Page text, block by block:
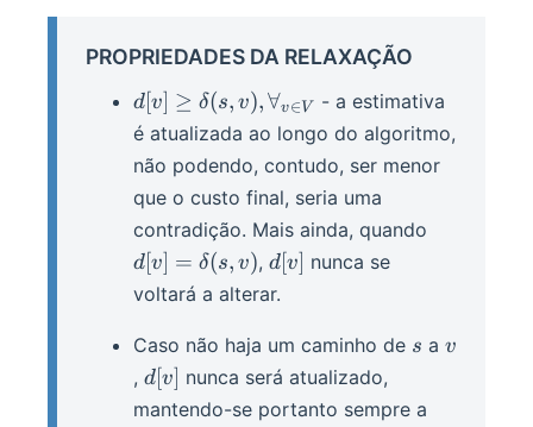
PROPRIEDADES DA RELAXAÇÃO
d[v] \geq
\delta(s,
v),
\forall_{v
\in V}
d[v] ≥ δ(s, v),∀v∈V
- a estimativa
é atualizada ao longo do algoritmo,
não podendo, contudo, ser menor
que o custo final, seria uma
contradição. Mais ainda, quando
d[v] = δ(s, v),d[v]
d[v] nunca se
voltará a alterar.
Caso não haja um caminho de s
s a v
v
, d[v]
d[v] nunca será atualizado,
mantendo-se portanto sempre a